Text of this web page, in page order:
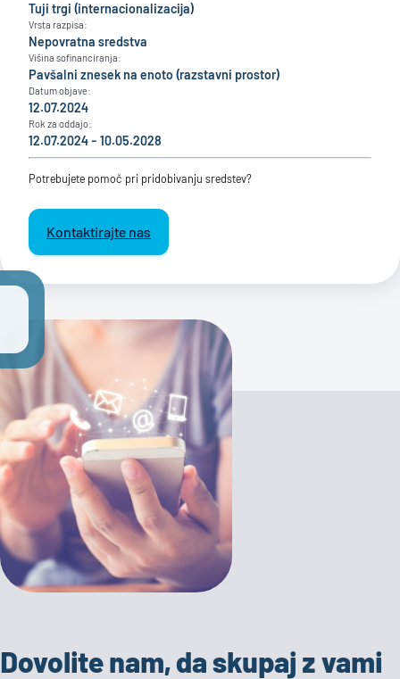
Tuji trgi (internacionalizacija)
Vrsta razpisa:
Nepovratna sredstva
Višina sofinanciranja:
Pavšalni znesek na enoto (razstavni prostor)
Datum objave:
12.07.2024
Rok za oddajo:
12.07.2024 - 10.05.2028
Potrebujete pomoč pri pridobivanju sredstev?
Kontaktirajte nas
Dovolite nam, da skupaj z vami